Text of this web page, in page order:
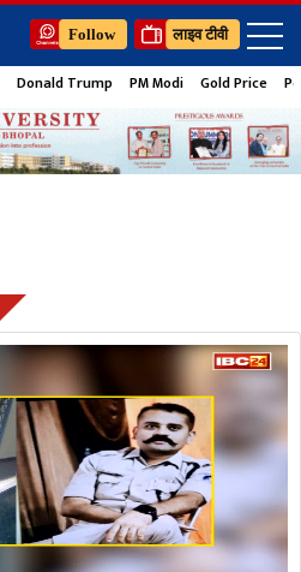
Follow लाइव टीवी
Donald Trump PM Modi Gold Price